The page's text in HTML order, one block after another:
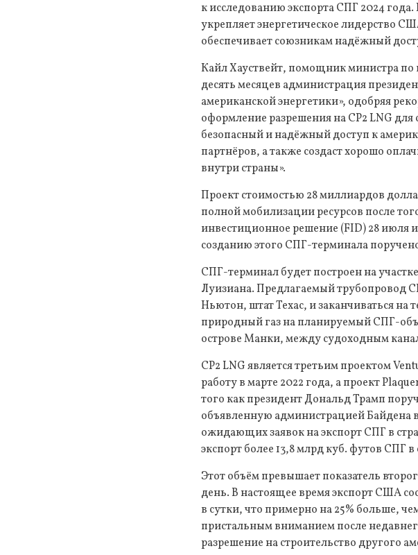
к исследованию экспорта СПГ 2024
укрепляет энергетическое лидерство
обеспечивает союзникам надёжный
Кайл Хауствейт, помощник министра по
десять месяцев администрация
американской энергетики», одобряя
оформление разрешения на CP2 LNG
безопасный и надёжный доступ к
партнёров, а также создаст хорошо
внутри страны».
Проект стоимостью 28 миллиардов
полной мобилизации ресурсов после
инвестиционное решение (FID) 28 июля
созданию этого СПГ-терминала
СПГ-терминал будет построен на
Луизиана. Предлагаемый трубопровод
Ньютон, штат Техас, и заканчиваться на
природный газ на планируемый СПГ-
острове Манки, между судоходным
CP2 LNG является третьим проектом
работу в марте 2022 года, а проект
того как президент Дональд Трамп
объявленную администрацией Байдена
ожидающих заявок на экспорт СПГ в
экспорт более 13,8 млрд куб. футов СПГ в
Этот объём превышает показатель
день. В настоящее время экспорт США
в сутки, что примерно на 25% больше,
пристальным вниманием после
разрешение на строительство другого